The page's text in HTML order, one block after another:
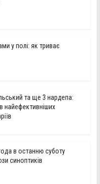
у полі: як триває
та ще 3 нардепа:
найефективніших
в останню суботу
синоптиків